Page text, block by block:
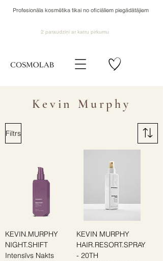
Profesionāla kosmētika tikai no oficiāliem piegādātājiem
2 paraudziņi ar katru pirkumu
Kevin Murphy
Filtrs
KEVIN.MURPHY
NIGHT.SHIFT
Intensīvs Nakts
KEVIN MURPHY
HAIR.RESORT.SPRAY
- 20TH